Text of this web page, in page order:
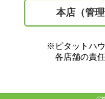
本店（管理
※ピタットハ
各店舗の責